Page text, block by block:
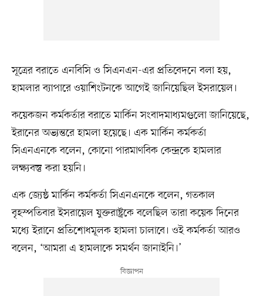
সূত্রের বরাতে এনবিসি ও সিএনএন-এর প্রতিবেদনে বলা হয়,
হামলার ব্যাপারে ওয়াশিংটনকে আগেই জানিয়েছিল ইসরায়েল।
কয়েকজন কর্মকর্তার বরাতে মার্কিন সংবাদমাধ্যমগুলো জানিয়েছে,
ইরানের অভ্যন্তরে হামলা হয়েছে। এক মার্কিন কর্মকর্তা
সিএনএনকে বলেন, কোনো পারমাণবিক কেন্দ্রকে হামলার
লক্ষ্যবস্তু করা হয়নি।
এক জ্যেষ্ঠ মার্কিন কর্মকর্তা সিএনএনকে বলেন, গতকাল
বৃহস্পতিবার ইসরায়েল যুক্তরাষ্ট্রকে বলেছিল তারা কয়েক দিনের
মধ্যে ইরানে প্রতিশোধমূলক হামলা চালাবে। ওই কর্মকর্তা আরও
বলেন, ‘আমরা এ হামলাকে সমর্থন জানাইনি।’